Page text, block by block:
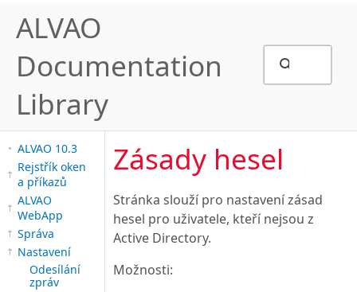
ALVAO
Documentation
Library
ALVAO 10.3
Rejstřík oken
a příkazů
ALVAO
WebApp
Správa
Nastavení
Odesílání
zpráv
Zásady hesel
Stránka slouží pro nastavení zásad
hesel pro uživatele, kteří nejsou z
Active Directory.
Možnosti: